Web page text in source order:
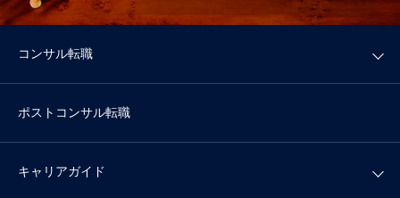
コンサル転職
ポストコンサル転職
キャリアガイド